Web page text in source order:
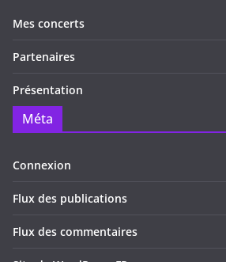
Mes concerts
Partenaires
Présentation
Méta
Connexion
Flux des publications
Flux des commentaires